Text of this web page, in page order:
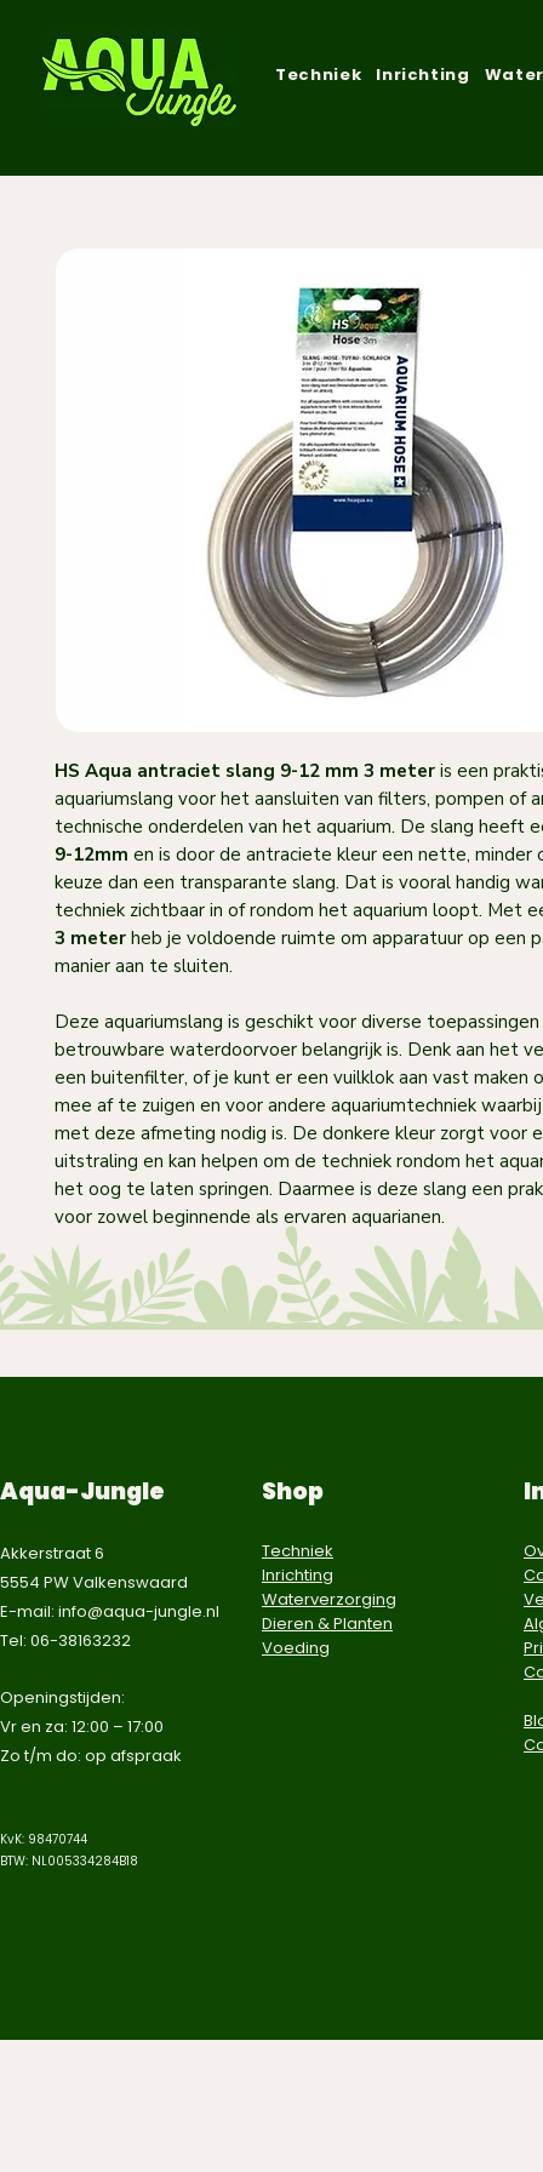
Techniek Inrichting
HS Aqua antraciet slang 9-12 mm 3 meter is een
aquariumslang voor het aansluiten van filters, pompen of
technische onderdelen van het aquarium. De slang heeft
9-12mm en is door de antraciete kleur een nette, minder
keuze dan een transparante slang. Dat is vooral handig
techniek zichtbaar in of rondom het aquarium loopt. Met
3 meter heb je voldoende ruimte om apparatuur op een
manier aan te sluiten.
Deze aquariumslang is geschikt voor diverse
betrouwbare waterdoorvoer belangrijk is. Denk aan het
een buitenfilter, of je kunt er een vuilklok aan vast maken
mee af te zuigen en voor andere aquariumtechniek
met deze afmeting nodig is. De donkere kleur zorgt voor
uitstraling en kan helpen om de techniek rondom het
het oog te laten springen. Daarmee is deze slang een
voor zowel beginnende als ervaren aquarianen.
Aqua-Jungle
Akkerstraat 6
5554 PW Valkenswaard
E-mail: info@aqua-jungle.nl
Tel: 06-38163232
​Openingstijden:
Vr en za: 12:00 – 17:00
Zo t/m do: op afspraak​
KvK: 98470744
BTW: NL005334284B18
Shop
Techniek
Inrichting
Waterverzorging
Dieren & Planten
Voeding